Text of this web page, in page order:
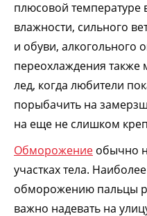
плюсовой температуре
влажности, сильного
и обуви, алкогольного
переохлаждения также
лед, когда любители
порыбачить на
на еще не слишком
Обморожение обычно
участках тела.
обморожению пальцы
важно надевать на